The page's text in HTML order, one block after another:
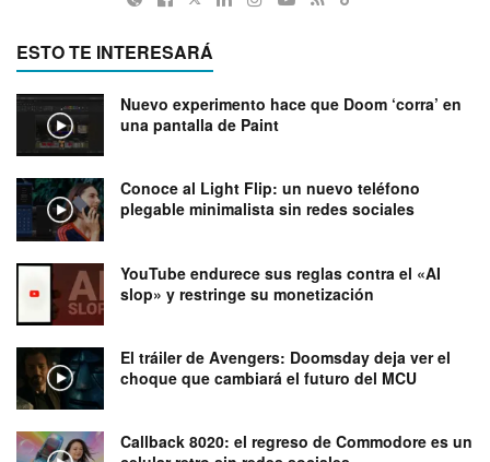
ESTO TE INTERESARÁ
Nuevo experimento hace que Doom ‘corra’ en
una pantalla de Paint
Conoce al Light Flip: un nuevo teléfono
plegable minimalista sin redes sociales
YouTube endurece sus reglas contra el «AI
slop» y restringe su monetización
El tráiler de Avengers: Doomsday deja ver el
choque que cambiará el futuro del MCU
Callback 8020: el regreso de Commodore es un